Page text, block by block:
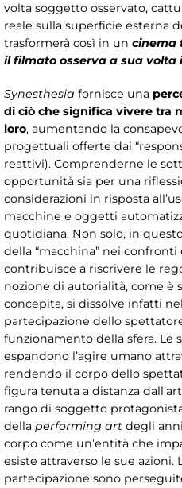
volta soggetto osservato,
reale sulla superficie esterna
trasformerà così in un cinema
il filmato osserva a sua volta
Synesthesia fornisce una
di ciò che significa vivere tra
loro, aumentando la
progettuali offerte dai
reattivi). Comprenderne le
opportunità sia per una
considerazioni in risposta
macchine e oggetti
quotidiana. Non solo, in
della “macchina” nei
contribuisce a riscrivere le
nozione di autorialità, come è
concepita, si dissolve infatti
partecipazione dello
funzionamento della sfera. Le
espandono l’agire umano
rendendo il corpo dello
figura tenuta a distanza
rango di soggetto
della performing art degli
corpo come un’entità che
esiste attraverso le sue azioni.
partecipazione sono